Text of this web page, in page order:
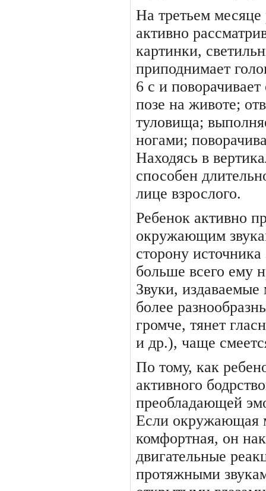
На третьем
активно
картинки,
приподнимает
6 с и
позе на животе;
тулови­ща;
ногами;
Находясь в
способен
лице взрослого.
Ребенок активно
окружающим
сторону
больше всего ему
Звуки,
более
громче, тянет
и др.), чаще
По тому, как
актив­ного
преобладающей
Если окружающая
комфортная, он
двигательные
протяжными